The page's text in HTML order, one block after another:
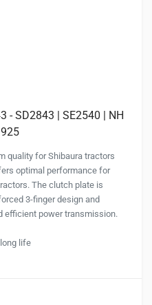
- SD2843 | SE2540 | NH
quality for Shibaura tractors
optimal performance for
The clutch plate is
3-finger design and
efficient power transmission.
life